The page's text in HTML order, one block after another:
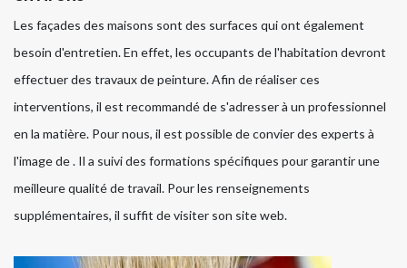
Les façades des maisons sont des surfaces qui ont également
besoin d'entretien. En effet, les occupants de l'habitation devront
effectuer des travaux de peinture. Afin de réaliser ces
interventions, il est recommandé de s'adresser à un professionnel
en la matière. Pour nous, il est possible de convier des experts à
l'image de . Il a suivi des formations spécifiques pour garantir une
meilleure qualité de travail. Pour les renseignements
supplémentaires, il suffit de visiter son site web.